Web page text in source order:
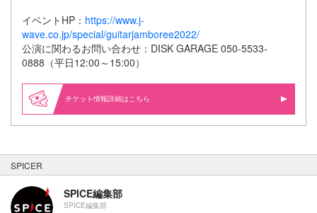
イベントHP： https://www.j-
wave.co.jp/special/guitarjamboree2022/
公演に関わるお問い合わせ：DISK GARAGE 050-5533-
0888（平日12:00～15:00）
情報詳細はこちら
SPICER
SPICE編集部
SPICE編集部